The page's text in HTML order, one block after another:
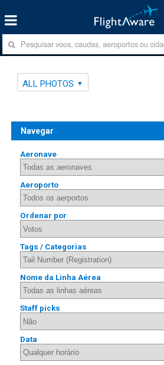
ALL PHOTOS
Navegar
Aeronave
Aeroporto
Ordenar por
Tags / Categorias
Nome da Linha Aérea
Staff picks
Data